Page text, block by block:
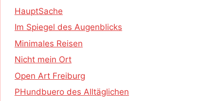
HauptSache
Im Spiegel des Augenblicks
Minimales Reisen
Nicht mein Ort
Open Art Freiburg
PHundbuero des Alltäglichen